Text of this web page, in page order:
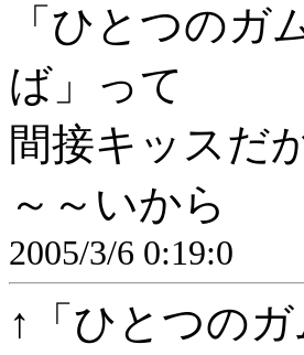
「ひとつのガ
ば」って
間接キッスだ
～～いから
2005/3/6 0:19:0
↑「ひとつの